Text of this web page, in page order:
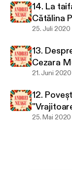
14. La
Cătălina
25. Juli 2020
13.
Cezara
21. Juni 2020
12.
25. Mai 2020